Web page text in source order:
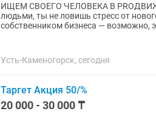
ИЩЕМ СВОЕГО ЧЕЛОВЕКА В
людьми, ты не ловишь стресс от
собственником бизнеса — возможно,
Усть-Каменогорск, сегодня
Таргет Акция 50/%
20 000 - 30 000 ₸